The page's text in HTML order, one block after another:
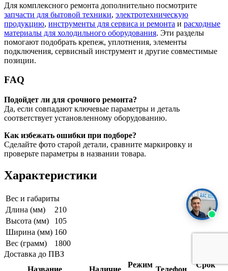
Для комплексного ремонта дополнительно посмотрите
запчасти для бытовой техники, электротехническую
продукцию, инструменты для сервиса и ремонта и расходные
материалы для холодильного оборудования. Эти разделы
помогают подобрать крепеж, уплотнения, элементы
подключения, сервисный инструмент и другие совместимые
позиции.
FAQ
Подойдет ли для срочного ремонта?
Да, если совпадают ключевые параметры и деталь
соответствует установленному оборудованию.
Как избежать ошибки при подборе?
Сделайте фото старой детали, сравните маркировку и
проверьте параметры в названии товара.
Характеристики
Вес и габариты
Длина (мм)
210
Высота (мм)
105
Ширина (мм) 160
Вес (грамм)
1800
Доставка до ПВЗ
Название
Наличие
Режим
Телефон
Срок